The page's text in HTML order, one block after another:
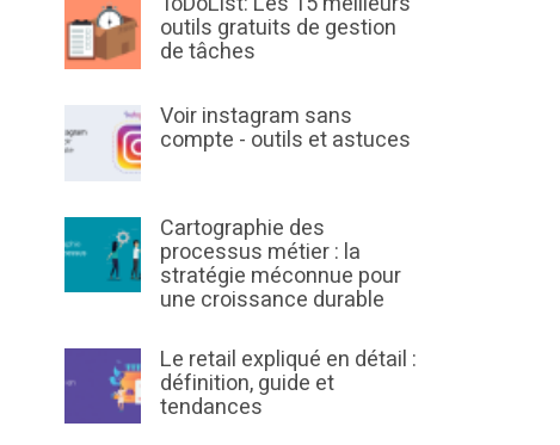
outils gratuits de gestion
de tâches
Voir instagram sans
compte - outils et astuces
Cartographie des
processus métier : la
stratégie méconnue pour
une croissance durable
Le retail expliqué en détail :
définition, guide et
tendances